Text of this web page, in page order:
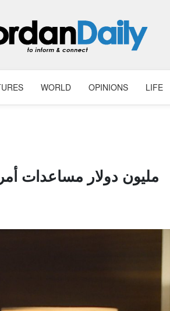
WORLD OPINIONS LIFE